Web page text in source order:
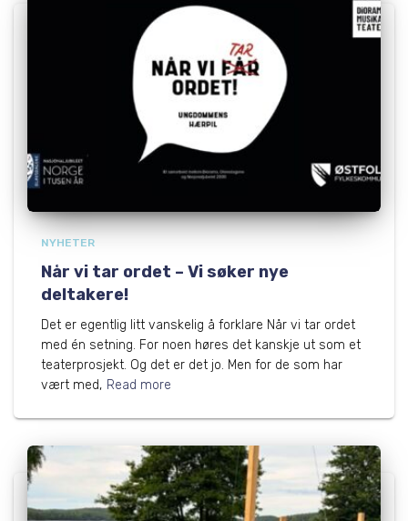
NYHETER
Når vi tar ordet – Vi søker nye
deltakere!
Det er egentlig litt vanskelig å forklare Når vi tar ordet
med én setning. For noen høres det kanskje ut som et
teaterprosjekt. Og det er det jo. Men for de som har
vært med, Read more